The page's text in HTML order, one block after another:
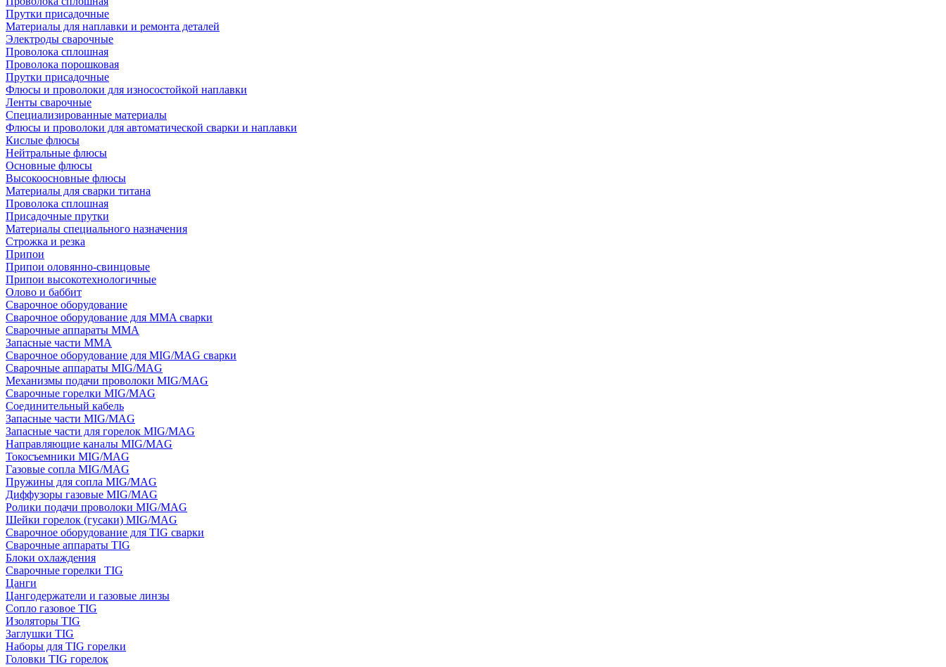
Прутки присадочные
Материалы для наплавки и ремонта деталей
Электроды сварочные
Проволока сплошная
Проволока порошковая
Прутки присадочные
Флюсы и проволоки для износостойкой наплавки
Ленты сварочные
Специализированные материалы
Флюсы и проволоки для автоматической сварки и наплавки
Кислые флюсы
Нейтральные флюсы
Основные флюсы
Высокоосновные флюсы
Материалы для сварки титана
Проволока сплошная
Присадочные прутки
Материалы специального назначения
Строжка и резка
Припои
Припои оловянно-свинцовые
Припои высокотехнологичные
Олово и баббит
Сварочное оборудование
Сварочное оборудование для MMA сварки
Сварочные аппараты MMA
Запасные части MMA
Сварочное оборудование для MIG/MAG сварки
Сварочные аппараты MIG/MAG
Механизмы подачи проволоки MIG/MAG
Сварочные горелки MIG/MAG
Соединительный кабель
Запасные части MIG/MAG
Запасные части для горелок MIG/MAG
Направляющие каналы MIG/MAG
Токосъемники MIG/MAG
Газовые сопла MIG/MAG
Пружины для сопла MIG/MAG
Диффузоры газовые MIG/MAG
Ролики подачи проволоки MIG/MAG
Шейки горелок (гусаки) MIG/MAG
Сварочное оборудование для TIG сварки
Сварочные аппараты TIG
Блоки охлаждения
Сварочные горелки TIG
Цанги
Цангодержатели и газовые линзы
Сопло газовое TIG
Изоляторы TIG
Заглушки TIG
Наборы для TIG горелки
Головки TIG горелок